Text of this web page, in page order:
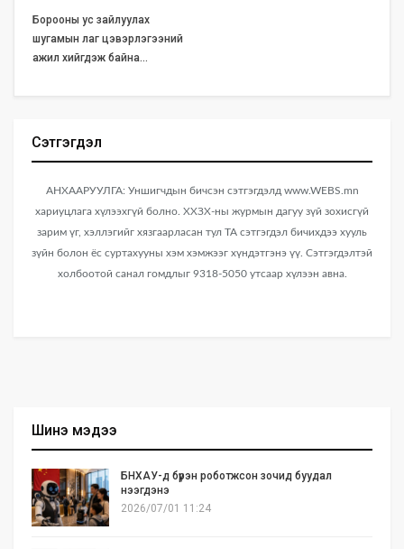
Борооны ус зайлуулах
шугамын лаг цэвэрлэгээний
ажил хийгдэж байна…
Сэтгэгдэл
АНХААРУУЛГА: Уншигчдын бичсэн сэтгэгдэлд www.WEBS.mn
хариуцлага хүлээхгүй болно. ХХЗХ-ны журмын дагуу зүй зохисгүй
зарим үг, хэллэгийг хязгаарласан тул ТА сэтгэгдэл бичихдээ хууль
зүйн болон ёс суртахууны хэм хэмжээг хүндэтгэнэ үү. Сэтгэгдэлтэй
холбоотой санал гомдлыг 9318-5050 утсаар хүлээн авна.
Шинэ мэдээ
БНХАУ-д бүрэн роботжсон зочид буудал
нээгдэнэ
2026/07/01 11:24